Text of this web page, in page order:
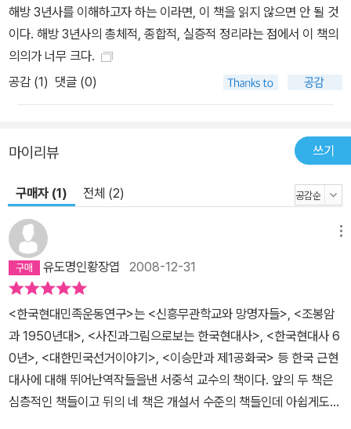
해방 3년사를 이해하고자 하는 이라면, 이 책을 읽지 않으면 안 될 것
이다. 해방 3년사의 총체적, 종합적, 실증적 정리라는 점에서 이 책의
의의가 너무 크다.
공감 (1) 댓글 (0)
마이리뷰 쓰기
구매자 (1) 전체 (2)
유도명인황장엽 2008-12-31
<한국현대민족운동연구>는 <신흥무관학교와 망명자들>, <조봉암
과 1950년대>, <사진과그림으로보는 한국현대사>, <한국현대사 6
0년>, <대한민국선거이야기>, <이승만과 제1공화국> 등 한국 근현
대사에 대해 뛰어난역작들을낸 서중석 교수의 책이다. 앞의 두 책은
심층적인 책들이고 뒤의 네 책은 개설서 수준의 책들인데 아쉽게도